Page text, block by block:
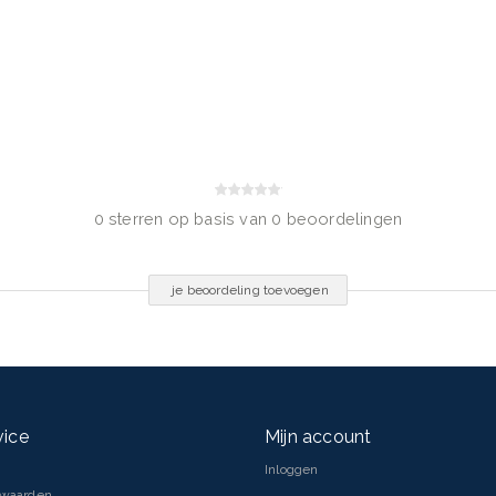
aan vóór de make-up.
Triisocetyl Citrate,
0 sterren op basis van 0 beoordelingen
je beoordeling toevoegen
Mijn account
Inloggen